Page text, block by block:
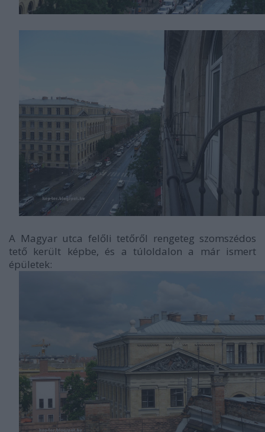
A Magyar utca felőli tetőről rengeteg szomszédos
tető került képbe, és a túloldalon a már ismert
épületek: